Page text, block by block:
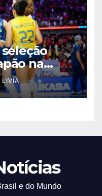
na
mata
LIVIA
e do Mundo